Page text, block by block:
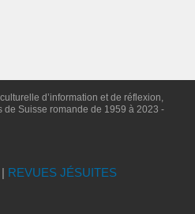
d’information et de réflexion,
de Suisse romande de 1959 à 2023 -
REVUES JÉSUITES